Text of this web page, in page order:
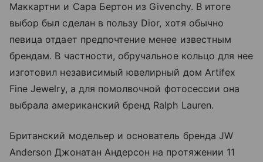
Маккартни и Сара Бертон из Givenchy. В итоге
выбор был сделан в пользу Dior, хотя обычно
певица отдает предпочтение менее известным
брендам. В частности, обручальное кольцо для нее
изготовил независимый ювелирный дом Artifex
Fine Jewelry, а для помолвочной фотосессии она
выбрала американский бренд Ralph Lauren.
Британский модельер и основатель бренда JW
Anderson Джонатан Андерсон на протяжении 11